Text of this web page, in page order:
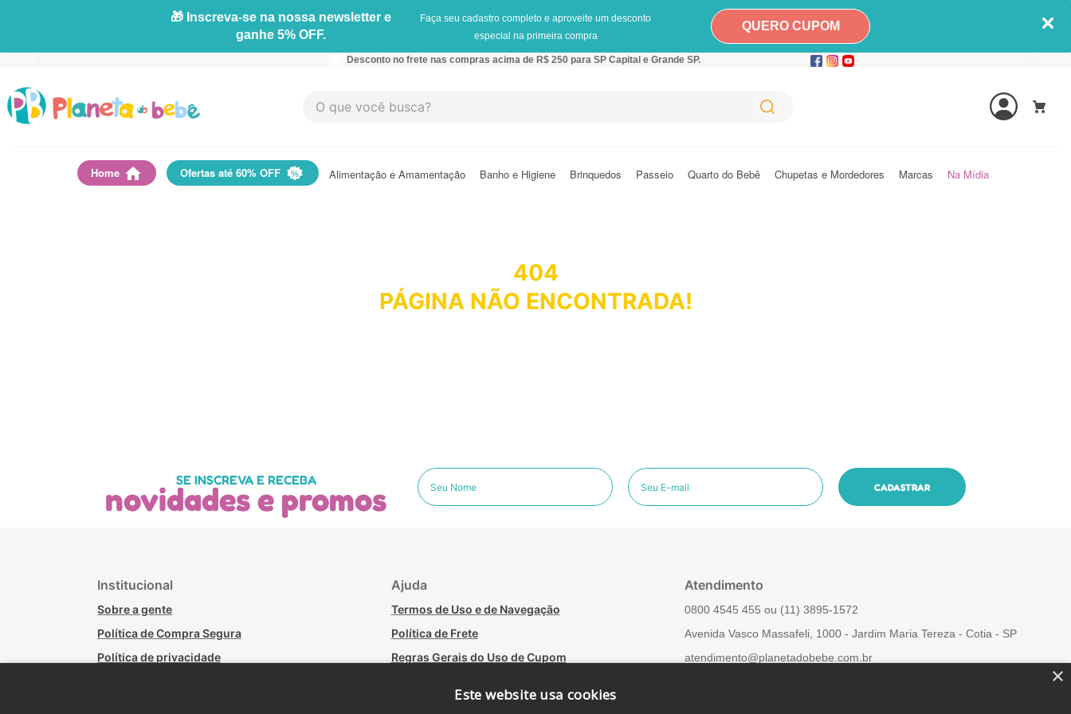
🎁 Inscreva-se na nossa newsletter e
ganhe 5% OFF.
Faça seu cadastro completo e aproveite um desconto
especial na primeira compra
QUERO CUPOM
Desconto no frete nas compras acima de R$ 250 para SP Capital e Grande SP.
O que você busca?
Home Ofertas até 60% OFF Alimentação e Amamentação Banho e Higiene Brinquedos Passeio Quarto do Bebê Chupetas e Mordedores Marcas Na Mídia
404
PÁGINA NÃO ENCONTRADA!
SE INSCREVA E RECEBA
novidades e promos
Institucional
Sobre a gente
Política de Compra Segura
Política de privacidade
Ajuda
Termos de Uso e de Navegação
Política de Frete
Regras Gerais do Uso de Cupom
Atendimento
0800 4545 455‬ ou (11) 3895-1572
Avenida Vasco Massafeli, 1000 - Jardim Maria Tereza - Cotia - SP
atendimento@planetadobebe.com.br
×
Este website usa cookies